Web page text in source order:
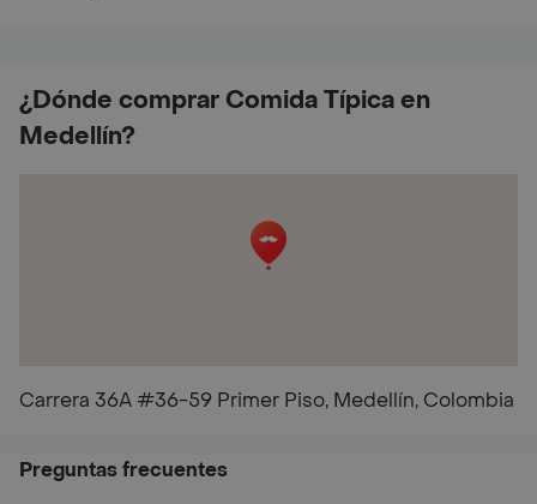
¿Dónde comprar Comida Típica en
Medellín?
Carrera 36A #36-59 Primer Piso, Medellín, Colombia
Preguntas frecuentes